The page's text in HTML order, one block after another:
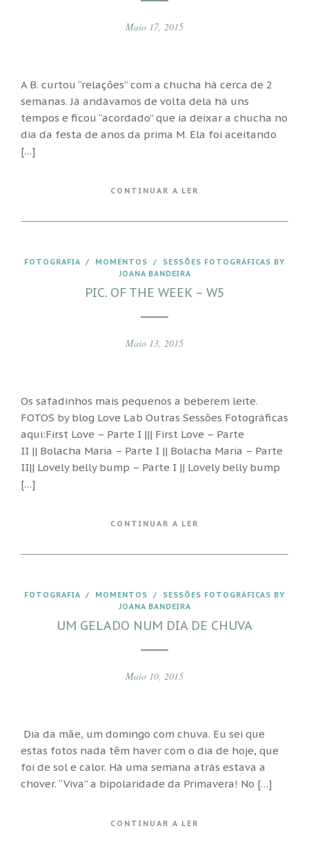
Maio 17, 2015
A B. curtou “relações” com a chucha há cerca de 2
semanas. Já andávamos de volta dela há uns
tempos e ficou “acordado” que ia deixar a chucha no
dia da festa de anos da prima M. Ela foi aceitando
[…]
CONTINUAR A LER
FOTOGRAFIA / MOMENTOS / SESSÕES FOTOGRÁFICAS BY
JOANA BANDEIRA
PIC. OF THE WEEK – W5
Maio 13, 2015
Os safadinhos mais pequenos a beberem leite.
FOTOS by blog Love Lab Outras Sessões Fotográficas
aqui:First Love – Parte I ||| First Love – Parte
II || Bolacha Maria – Parte I || Bolacha Maria – Parte
II|| Lovely belly bump – Parte I || Lovely belly bump
[…]
CONTINUAR A LER
FOTOGRAFIA / MOMENTOS / SESSÕES FOTOGRÁFICAS BY
JOANA BANDEIRA
UM GELADO NUM DIA DE CHUVA
Maio 10, 2015
Dia da mãe, um domingo com chuva. Eu sei que
estas fotos nada têm haver com o dia de hoje, que
foi de sol e calor. Há uma semana atrás estava a
chover. “Viva” a bipolaridade da Primavera! No […]
CONTINUAR A LER